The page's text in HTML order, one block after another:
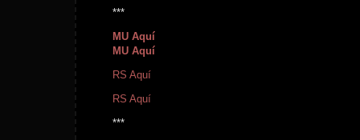
***
MU Aquí
MU Aquí
RS Aquí
RS Aquí
***